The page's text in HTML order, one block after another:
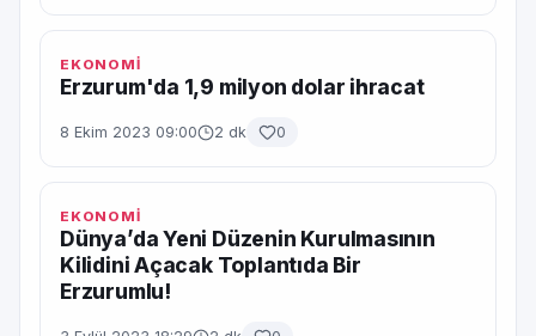
EKONOMİ
Erzurum'da 1,9 milyon dolar ihracat
8 Ekim 2023 09:00 2 dk 0
EKONOMİ
Dünya’da Yeni Düzenin Kurulmasının
Kilidini Açacak Toplantıda Bir
Erzurumlu!